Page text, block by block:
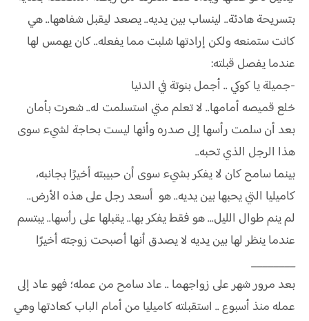
بتسريحة هادئة.. لينساب بين يديه.. يصعد ليقبل شفاهها.. هي
كانت ستمنعه ولكن إرادتها سُلبت مما يفعله.. كان يهمس لها
عندما يفصل قبلته:
-جميلة يا كوكي .. أجمل بنوتة في الدنيا
خلع قميصه أمامها.. لا تعلم متي استسلمت له.. شعرت بأمان
بعد أن سلمت رأسها إلى صدره وأنها ليست بحاجة لشيء سوى
هذا الرجل الذي تحبه..
بينما سامح كان لا يفكر بشيء سوى أن حبيبته أخيرًا بجانبه،
كاميليا التي يحبها بين يديه.. هو أسعد رجل على هذه الأرض..
لم ينم طوال الليل... هو فقط يفكر بها.. يقبلها على رأسها.. يبتسم
عندما ينظر لها بين يديه لا يصدق أنها أصبحت زوجته أخيرًا
________
بعد مرور شهر على زواجهما .. عاد سامح من عمله؛ فهو عاد إلى
عمله منذ أسبوع .. استقبلته كاميليا من أمام الباب كعادتها وهي